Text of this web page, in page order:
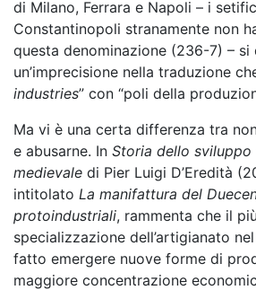
di Milano, Ferrara e Napoli – i
Constantinopoli stranamente non
questa denominazione (236-7) – si
un’imprecisione nella traduzione
industries” con “poli della
Ma vi è una certa differenza tra
e abusarne. In Storia dello sviluppo
medievale di Pier Luigi D’Eredità
intitolato La manifattura del
protoindustriali, rammenta che il
specializzazione dell’artigianato
fatto emergere nuove forme di
maggiore concentrazione